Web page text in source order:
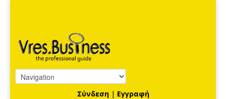
Σύνδεση | Εγγραφή